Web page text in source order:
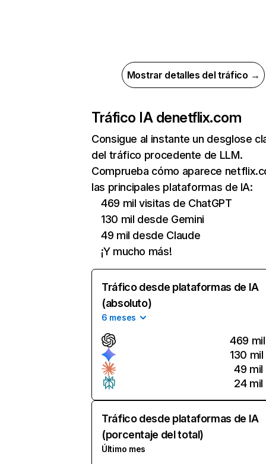
Mostrar detalles del tráfico →
Tráfico IA denetflix.com
Consigue al instante un desglose
del tráfico procedente de LLM.
Comprueba cómo aparece
las principales plataformas de IA:
469 mil visitas de ChatGPT
130 mil desde Gemini
49 mil desde Claude
¡Y mucho más!
Tráfico desde plataformas de IA
(absoluto)
6 meses
469 mil
130 mil
49 mil
24 mil
Tráfico desde plataformas de IA
(porcentaje del total)
Último mes